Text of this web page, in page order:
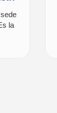
la